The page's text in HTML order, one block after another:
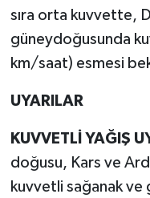
sıra orta kuvvette,
güneydoğusunda
km/saat) esmesi
UYARILAR
KUVVETLİ YAĞIŞ
doğusu, Kars ve
kuvvetli sağanak ve